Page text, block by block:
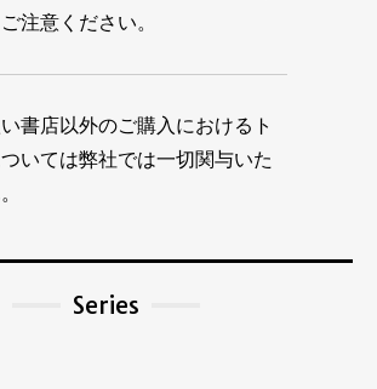
注意ください。
書店以外のご購入におけるト
いては弊社では一切関与いた
Series